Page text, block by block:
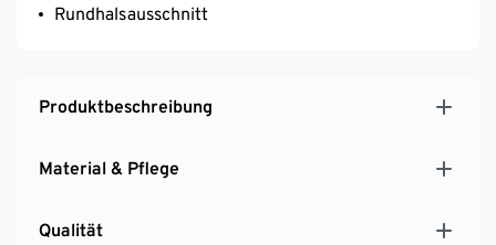
Rundhalsausschnitt
Produktbeschreibung
Material & Pflege
Qualität